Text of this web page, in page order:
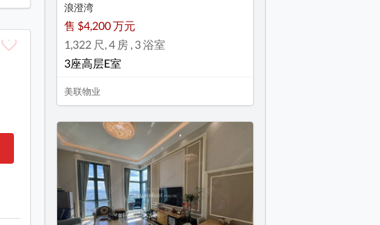
浪澄湾
售 $4,200 万元
1,322 尺, 4 房 , 3 浴室
3座高层E室
美联物业